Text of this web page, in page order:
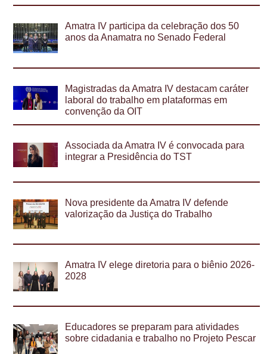
Amatra IV participa da celebração dos 50
anos da Anamatra no Senado Federal
Magistradas da Amatra IV destacam caráter
laboral do trabalho em plataformas em
convenção da OIT
Associada da Amatra IV é convocada para
integrar a Presidência do TST
Nova presidente da Amatra IV defende
valorização da Justiça do Trabalho
Amatra IV elege diretoria para o biênio 2026-
2028
Educadores se preparam para atividades
sobre cidadania e trabalho no Projeto Pescar